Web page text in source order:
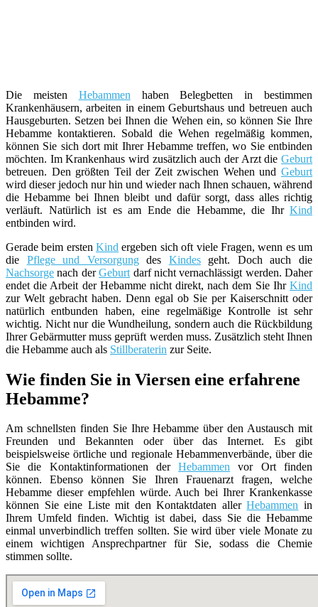
Die meisten Hebammen haben Belegbetten in bestimmen
Krankenhäusern, arbeiten in einem Geburtshaus und betreuen auch
Hausgeburten. Setzen bei Ihnen die Wehen ein, so können Sie Ihre
Hebamme kontaktieren. Sobald die Wehen regelmäßig kommen,
können Sie sich dort mit Ihrer Hebamme treffen, wo Sie entbinden
möchten. Im Krankenhaus wird zusätzlich auch der Arzt die Geburt
betreuen. Den größten Teil der Zeit zwischen Wehen und Geburt
wird dieser jedoch nur hin und wieder nach Ihnen schauen, während
die Hebamme bei Ihnen bleibt und dafür sorgt, dass alles richtig
verläuft. Natürlich ist es am Ende die Hebamme, die Ihr Kind
entbinden wird.
Gerade beim erstenKind ergeben sich oft viele Fragen, wenn es um
die Pflege und Versorgungdes Kindesgeht. Doch auch die
Nachsorge nach derGeburt darf nicht vernachlässigt werden. Daher
endet die Arbeit der Hebamme nicht direkt, nach dem Sie Ihr Kind
zur Welt gebracht haben. Denn egal ob Sie per Kaiserschnitt oder
natürlich entbunden haben, eine regelmäßige Kontrolle ist sehr
wichtig. Nicht nur die Wundheilung, sondern auch die Rückbildung
Ihrer Gebärmutter muss geprüft werden muss. Zusätzlich steht Ihnen
die Hebamme auch als Stillberaterin zur Seite.
Wie finden Sie in Viersen eine erfahrene
Hebamme?
Am schnellsten finden Sie Ihre Hebamme über den Austausch mit
Freunden und Bekannten oder über das Internet. Es gibt
beispielsweise örtliche und regionale Hebammenverbände, über die
Sie die Kontaktinformationen derHebammen vor Ort finden
können. Ebenso können Sie Ihren Frauenarzt fragen, welche
Hebamme dieser empfehlen würde. Auch bei Ihrer Krankenkasse
können Sie eine Liste mit den Kontaktdaten allerHebammen in
Ihrem Umfeld finden. Wichtig ist dabei, dass Sie die Hebamme
einmal unverbindlich treffen sollten. Sie wird über viele Monate zu
einem wichtigen Ansprechpartner für Sie, sodass die Chemie
stimmen sollte.